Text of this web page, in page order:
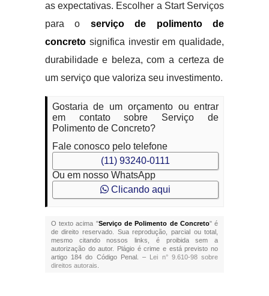
as expectativas. Escolher a Start Serviços
para o serviço de polimento de
concreto significa investir em qualidade,
durabilidade e beleza, com a certeza de
um serviço que valoriza seu investimento.
Gostaria de um orçamento ou entrar
em contato sobre Serviço de
Polimento de Concreto?
Fale conosco pelo telefone
(11) 93240-0111
Ou em nosso WhatsApp
Clicando aqui
O texto acima "Serviço de Polimento de Concreto" é
de direito reservado. Sua reprodução, parcial ou total,
mesmo citando nossos links, é proibida sem a
autorização do autor. Plágio é crime e está previsto no
artigo 184 do Código Penal. – Lei n° 9.610-98 sobre
direitos autorais